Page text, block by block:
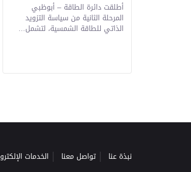
أطلقت دائرة الطاقة – أبوظبي
المرحلة الثانية من سياسة التزويد
الذاتي للطاقة الشمسية، لتشمل…
نبذة عنا تواصل معنا الخدمات